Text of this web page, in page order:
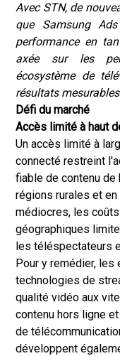
Avec STN, de
que Samsung
performance en
axée sur les
écosystème de
résultats
Défi du marché
Accès limité à haut
Un accès limité à
connecté restreint
fiable de contenu de
régions rurales et
médiocres, les
géographiques
les téléspectateurs
Pour y remédier,
technologies de
qualité vidéo aux
contenu hors ligne
de
développent